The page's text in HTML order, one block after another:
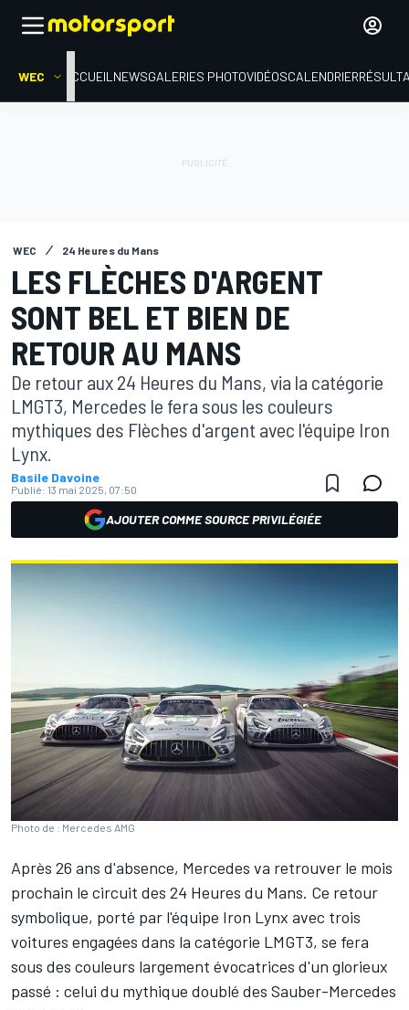
WEC ACCUEIL NEWSGALERIES PHOTOVIDÉOSCALENDRIER
WEC 24 Heures du Mans
LES FLÈCHES D'ARGENT
SONT BEL ET BIEN DE
RETOUR AU MANS
De retour aux 24 Heures du Mans, via la catégorie
LMGT3, Mercedes le fera sous les couleurs
mythiques des Flèches d'argent avec l'équipe Iron
Lynx.
Basile Davoine
Publié: 13 mai 2025, 07:50
AJOUTER COMME SOURCE PRIVILÉGIÉE
Photo de : Mercedes AMG
Après 26 ans d'absence, Mercedes va retrouver le mois
prochain le circuit des 24 Heures du Mans. Ce retour
symbolique, porté par l'équipe Iron Lynx avec trois
voitures engagées dans la catégorie LMGT3, se fera
sous des couleurs largement évocatrices d'un glorieux
passé : celui du mythique doublé des Sauber-Mercedes